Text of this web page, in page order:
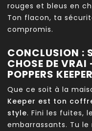
rouges et bleus en
Ton flacon, ta
compromis.
CONCLUSION :
CHOSE DE VRAI
POPPERS KEEPER
Que ce soit à la
Keeper est ton
style. Fini les fuites,
embarrassants. Tu